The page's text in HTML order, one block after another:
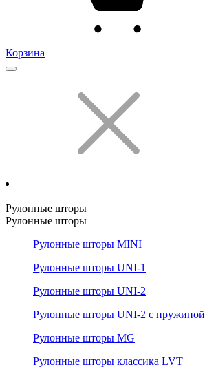
Корзина
Рулонные шторы
Рулонные шторы
Рулонные шторы MINI
Рулонные шторы UNI-1
Рулонные шторы UNI-2
Рулонные шторы UNI-2 с пружиной
Рулонные шторы MG
Рулонные шторы классика LVT